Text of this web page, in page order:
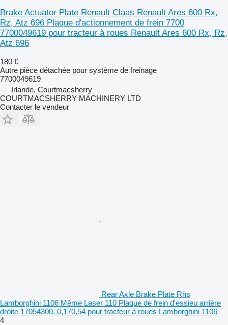
Brake Actuator Plate Renault Claas Renault Ares 600 Rx,
Rz, Atz 696 Plaque d'actionnement de frein 7700
7700049619 pour tracteur à roues Renault Ares 600 Rx, Rz,
Atz 696
180 €
Autre pièce détachée pour système de freinage
7700049619
Irlande, Courtmacsherry
COURTMACSHERRY MACHINERY LTD
Contacter le vendeur
Rear Axle Brake Plate Rhs
Lamborghini 1106 Même Laser 110 Plaque de frein d'essieu arrière
droite 17054300, 0,170,54 pour tracteur à roues Lamborghini 1106
4